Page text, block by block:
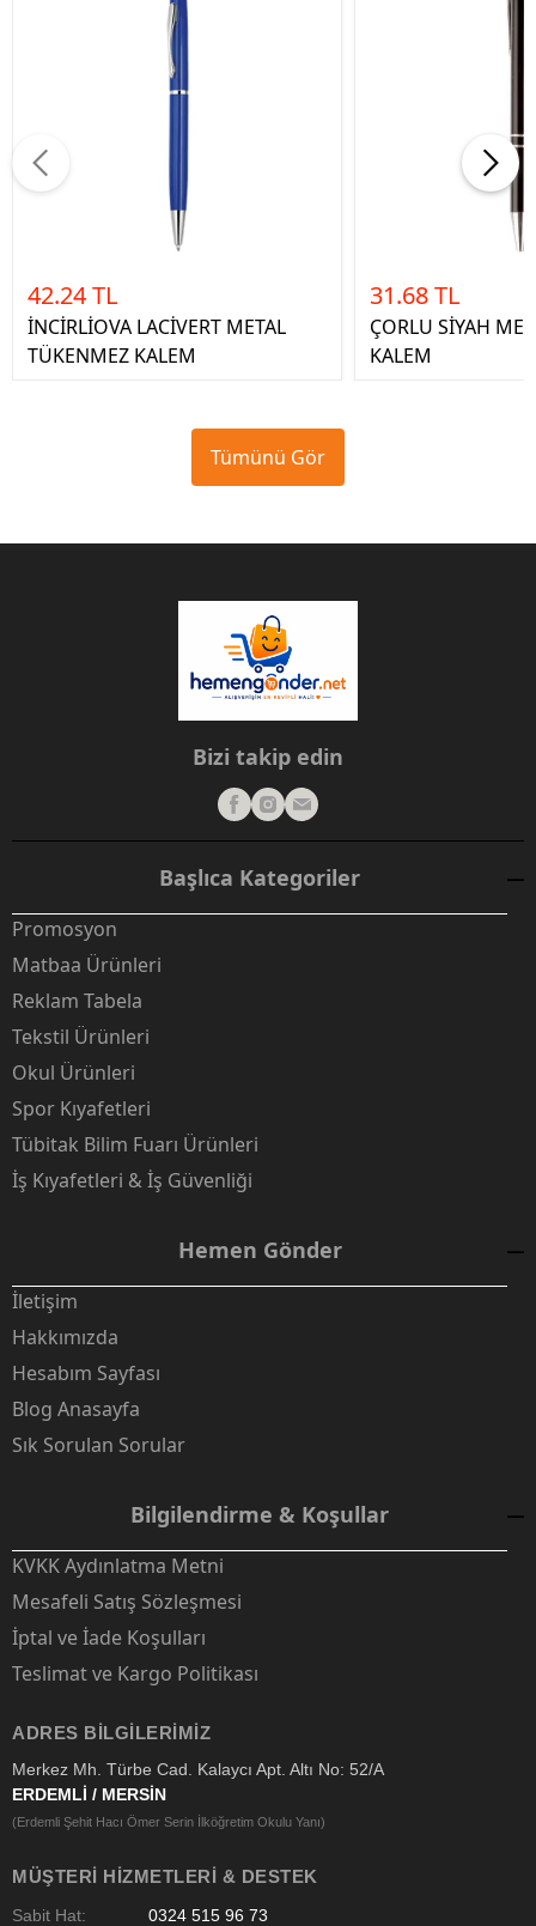
42.24 TL
İNCİRLİOVA LACİVERT METAL
TÜKENMEZ KALEM
31.68 TL
ÇORLU SİYAH
KALEM
Tümünü Gör
Bizi takip edin
Başlıca Kategoriler
Promosyon
Matbaa Ürünleri
Reklam Tabela
Tekstil Ürünleri
Okul Ürünleri
Spor Kıyafetleri
Tübitak Bilim Fuarı Ürünleri
İş Kıyafetleri & İş Güvenliği
Hemen Gönder
İletişim
Hakkımızda
Hesabım Sayfası
Blog Anasayfa
Sık Sorulan Sorular
Bilgilendirme & Koşullar
KVKK Aydınlatma Metni
Mesafeli Satış Sözleşmesi
İptal ve İade Koşulları
Teslimat ve Kargo Politikası
ADRES BILGILERIMIZ
Merkez Mh. Türbe Cad. Kalaycı Apt. Altı No: 52/A
ERDEMLİ / MERSİN
(Erdemli Şehit Hacı Ömer Serin İlköğretim Okulu Yanı)
MÜŞTERI HIZMETLERI & DESTEK
Sabit Hat: 0324 515 96 73